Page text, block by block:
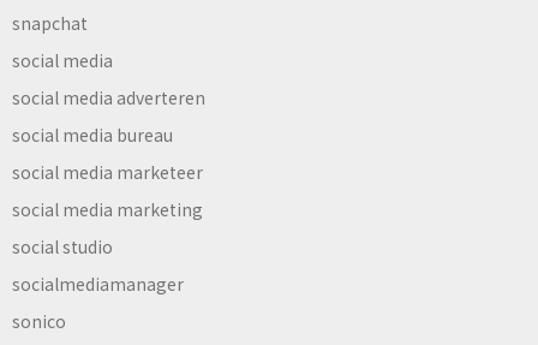
snapchat
social media
social media adverteren
social media bureau
social media marketeer
social media marketing
social studio
socialmediamanager
sonico